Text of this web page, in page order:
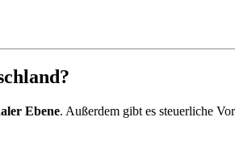
Ebene. Außerdem gibt es steuerliche